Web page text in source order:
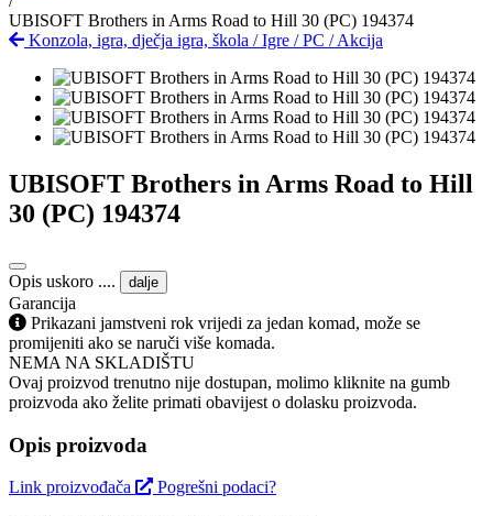
UBISOFT Brothers in Arms Road to Hill 30 (PC) 194374
Konzola, igra, dječja igra, škola /Igre /PC /Akcija
UBISOFT Brothers in Arms Road to Hill
30 (PC) 194374
Opis uskoro .... dalje
Garancija
Prikazani jamstveni rok vrijedi za jedan komad, može se
promijeniti ako se naruči više komada.
NEMA NA SKLADIŠTU
Ovaj proizvod trenutno nije dostupan, molimo kliknite na gumb
proizvoda ako želite primati obavijest o dolasku proizvoda.
Opis proizvoda
Link proizvođača Pogrešni podaci?